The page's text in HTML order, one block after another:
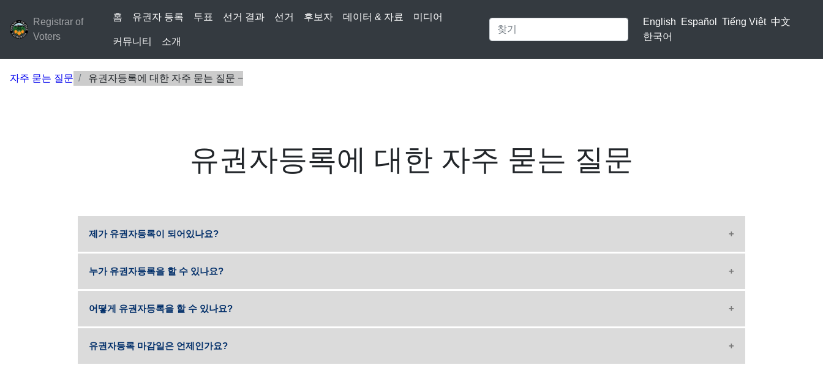
Registrar of
Voters
홈 유권자 등록 투표 선거 결과 선거 후보자 데이터 & 자료 미디어
커뮤니티 소개
English Español Tiếng Việt 中文
한국어
자주 묻는 질문 유권자등록에 대한 자주 묻는 질문
유권자등록에 대한 자주 묻는 질문
제가 유권자등록이 되어있나요?
누가 유권자등록을 할 수 있나요?
어떻게 유권자등록을 할 수 있나요?
유권자등록 마감일은 언제인가요?